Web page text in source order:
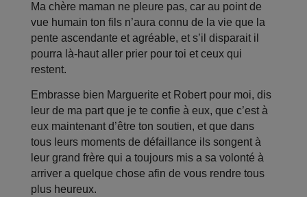
Ma chère maman ne pleure pas, car au point de
vue humain ton fils n’aura connu de la vie que la
pente ascendante et agréable, et s’il disparait il
pourra là-haut aller prier pour toi et ceux qui
restent.
Embrasse bien Marguerite et Robert pour moi, dis
leur de ma part que je te confie à eux, que c’est à
eux maintenant d’être ton soutien, et que dans
tous leurs moments de défaillance ils songent à
leur grand frère qui a toujours mis a sa volonté à
arriver a quelque chose afin de vous rendre tous
plus heureux.